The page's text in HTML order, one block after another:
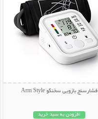
فشارسنج بازویی سخنگو Arm Style
افزودن به سبد خرید